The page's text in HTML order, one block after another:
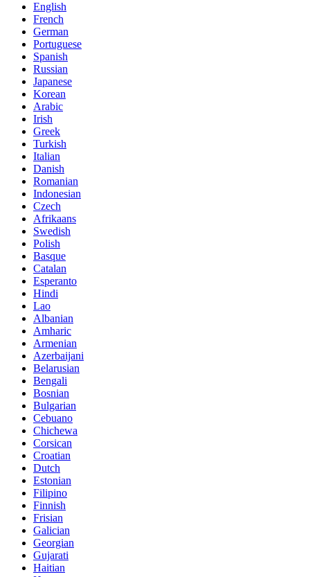
English
French
German
Portuguese
Spanish
Russian
Japanese
Korean
Arabic
Irish
Greek
Turkish
Italian
Danish
Romanian
Indonesian
Czech
Afrikaans
Swedish
Polish
Basque
Catalan
Esperanto
Hindi
Lao
Albanian
Amharic
Armenian
Azerbaijani
Belarusian
Bengali
Bosnian
Bulgarian
Cebuano
Chichewa
Corsican
Croatian
Dutch
Estonian
Filipino
Finnish
Frisian
Galician
Georgian
Gujarati
Haitian